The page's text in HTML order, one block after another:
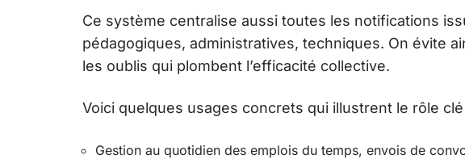
Ce système centralise aussi toutes les notifications
pédagogiques, administratives, techniques. On évite
les oublis qui plombent l’efficacité collective.
Voici quelques usages concrets qui illustrent le rôle
Gestion au quotidien des emplois du temps, envois de